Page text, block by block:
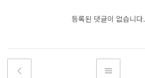
등록된 댓글이 없습니다.